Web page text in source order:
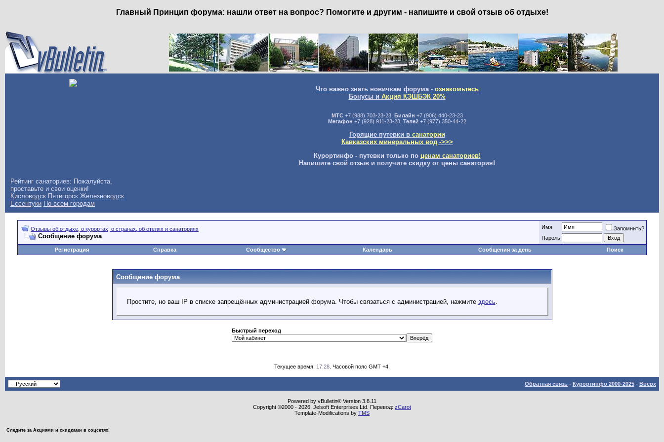
Главный Принцип форума: нашли ответ на вопрос? Помогите и другим - напишите и свой отзыв об отдыхе!
Что важно знать новичкам форума - ознакомьтесь
Бонусы и Акция КЭШБЭК 20%
МТС+7 (988) 703-23-23, Билайн +7 (906) 440-23-23
Мегафон +7 (928) 911-23-23, Теле2+7 (977) 350-44-22
Горящие путевки в санатории
Кавказских минеральных вод ->>>
Курортинфо - путевки только по ценам санаториев!
Напишите свой отзыв и получите скидку от цены санатория!
Рейтинг санаториев: Пожалуйста,
проставьте и свои оценки!
Кисловодск Пятигорск Железноводск
Ессентуки По всем городам
Отзывы об отдыхе, о курортах, о странах, об отелях и санаториях
Сообщение форума
Имя
Запомнить?
Пароль
Регистрация
Справка Сообщество Календарь Сообщения за день Поиск
Сообщение форума
Простите, но ваш IP в списке запрещённых администрацией форума. Чтобы связаться с администрацией, нажмите здесь.
Быстрый переход
Текущее время: 17:28 . Часовой пояс GMT +4.
Обратная связь - Курортинфо 2000-2025 - Вверх
Powered by vBulletin® Version 3.8.11
Copyright ©2000 - 2026, Jelsoft Enterprises Ltd. Перевод: zCarot
Template-Modifications by TMS
Следите за Акциями и скидками в соцсетях!